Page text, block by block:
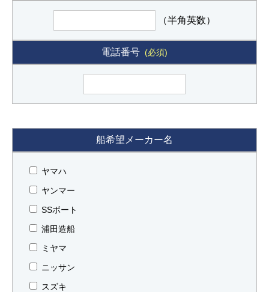
（半角英数）
電話番号 (必須)
船希望メーカー名
ヤマハ
ヤンマー
SSボート
浦田造船
ミヤマ
ニッサン
スズキ